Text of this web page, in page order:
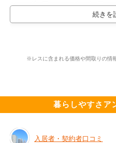
パンダ部屋でない他の住戸な
立花は渋い場所ではありま
るメジャーセブンと言われる
持管理費用も安いですから毎
ます。
※レスに含まれる価格や間取りの情
暮らしやすさア
入居者・契約者口コミ